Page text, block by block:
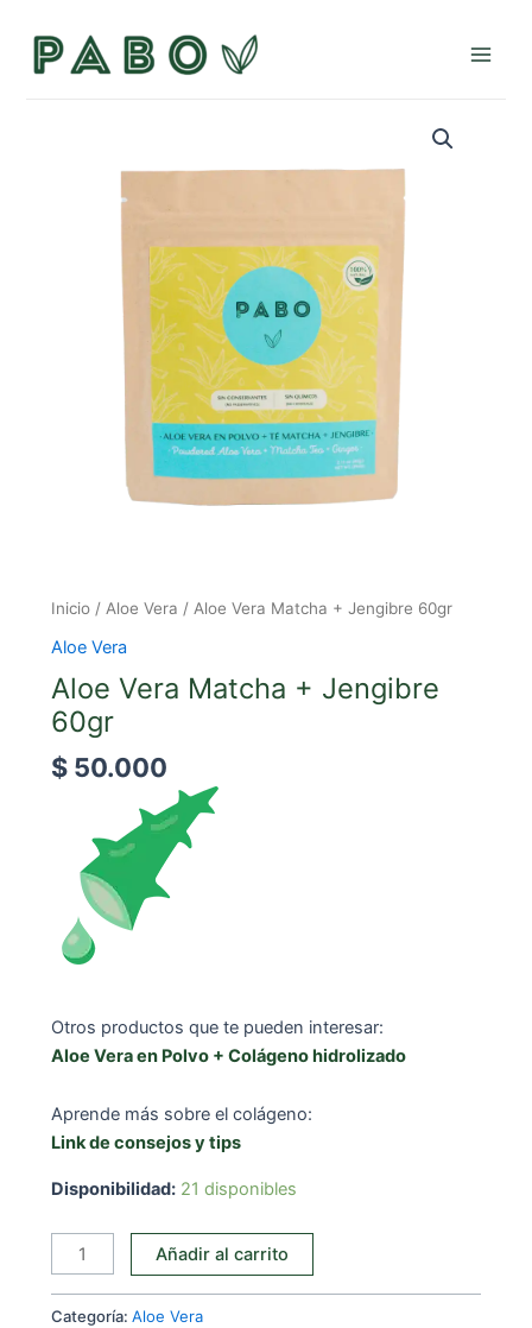
contenido
Inicio/ Aloe Vera / Aloe Vera Matcha + Jengibre 60gr
Aloe Vera
Aloe Vera Matcha + Jengibre
60gr
$50.000
Otros productos que te pueden interesar:
Aloe Vera en Polvo + Colágeno hidrolizado
Aprende más sobre el colágeno:
Link de consejos y tips
Disponibilidad: 21 disponibles
Aloe
Vera
Añadir al carrito
Categoría: Aloe Vera